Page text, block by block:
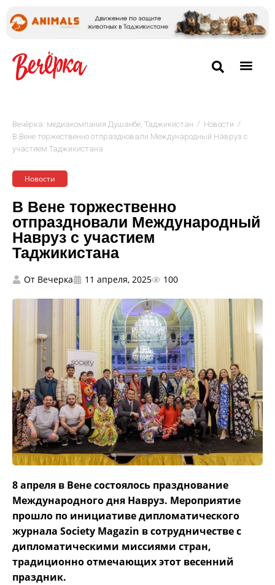
Вечёрка: медиакомпания Душанбе, Таджикистан / Новости /
В Вене торжественно отпраздновали Международный Навруз с
участием Таджикистана
Новости
В Вене торжественно
отпраздновали Международный
Навруз с участием
Таджикистана
От Вечерка 11 апреля, 2025 100
8 апреля в Вене состоялось празднование
Международного дня Навруз. Мероприятие
прошло по инициативе дипломатического
журнала Society Magazin в сотрудничестве с
дипломатическими миссиями стран,
традиционно отмечающих этот весенний
праздник.